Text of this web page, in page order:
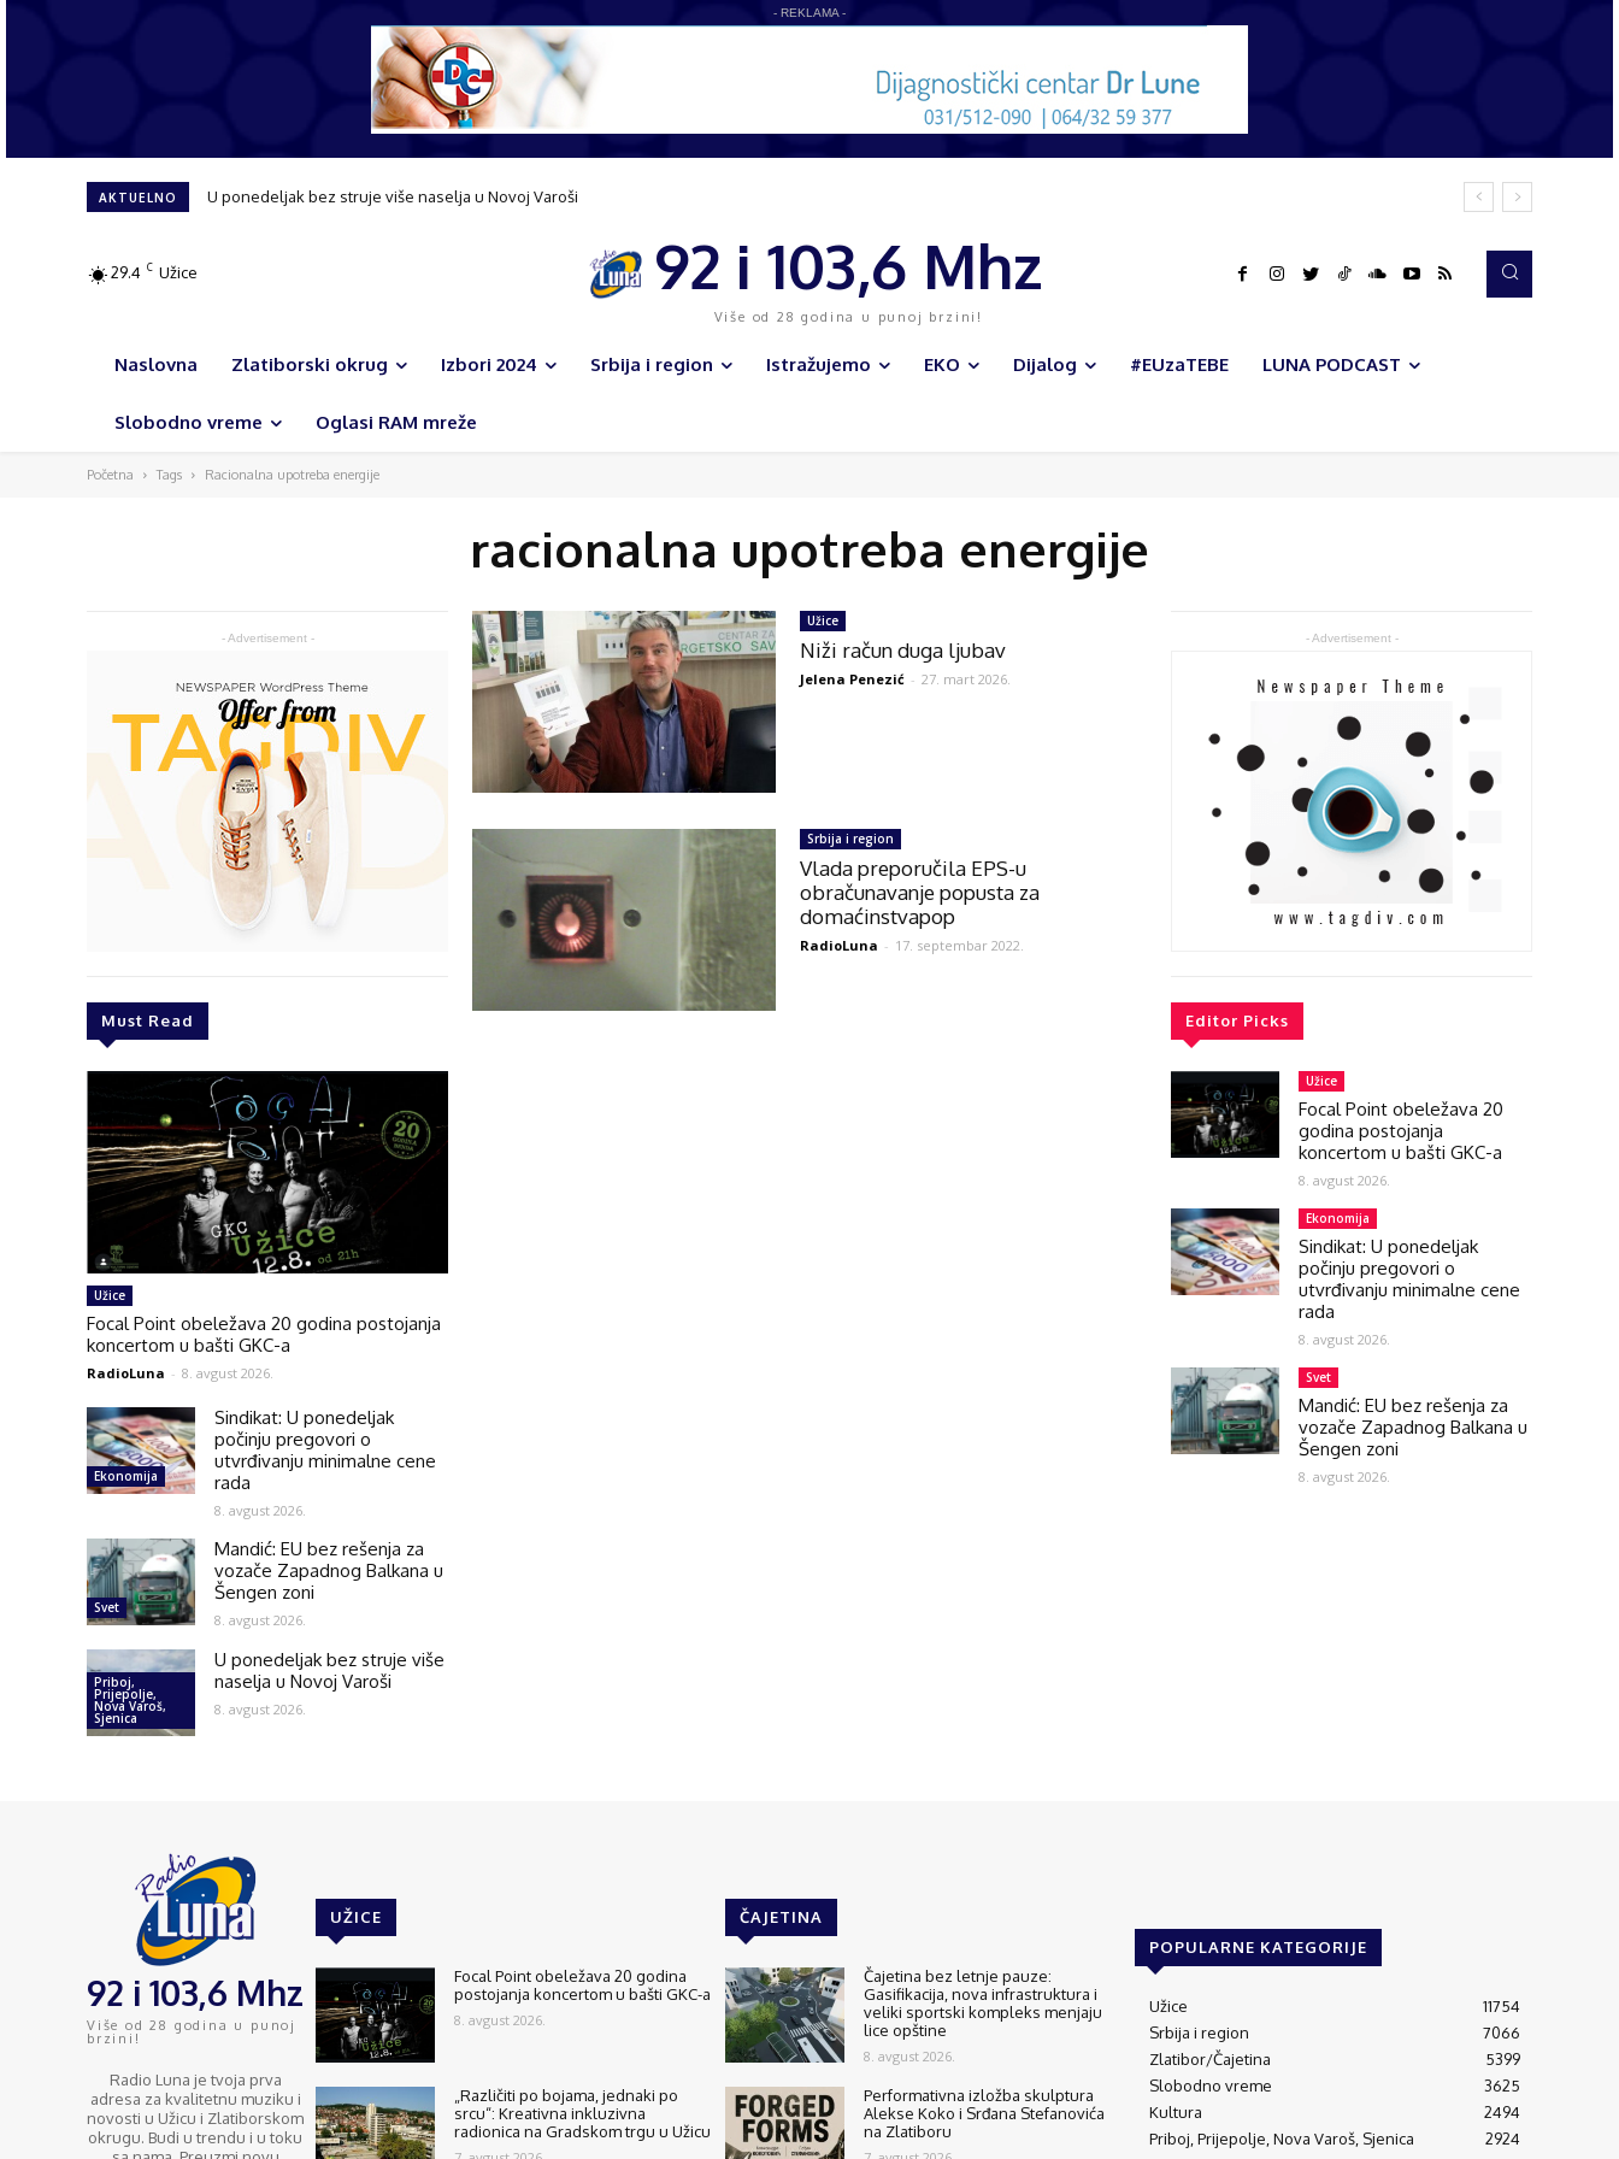
- REKLAMA -
AKTUELNO U ponedeljak bez struje više naselja u Novoj Varoši
29.4 C Užice 92 i 103,6 Mhz
Više od 28 godina u punoj brzini!
Naslovna Zlatiborski okrug Izbori 2024 Srbija i region Istražujemo EKO Dijalog #EUzaTEBE LUNA PODCAST
Slobodno vreme Oglasi RAM mreže
Početna Tags Racionalna upotreba energije
racionalna upotreba energije
- Advertisement -
Must Read
Užice
Focal Point obeležava 20 godina postojanja
koncertom u bašti GKC-a
RadioLuna - 8. avgust 2026.
Ekonomija
Sindikat: U ponedeljak
počinju pregovori o
utvrđivanju minimalne cene
rada
8. avgust 2026.
Svet
Mandić: EU bez rešenja za
vozače Zapadnog Balkana u
Šengen zoni
8. avgust 2026.
Priboj,
Prijepolje,
Nova Varoš,
Sjenica
U ponedeljak bez struje više
naselja u Novoj Varoši
8. avgust 2026.
Užice
Niži račun duga ljubav
Jelena Penezić - 27. mart 2026.
Srbija i region
Vlada preporučila EPS-u
obračunavanje popusta za
domaćinstvapop
RadioLuna - 17. septembar 2022.
- Advertisement -
Editor Picks
Užice
Focal Point obeležava 20
godina postojanja
koncertom u bašti GKC-a
8. avgust 2026.
Ekonomija
Sindikat: U ponedeljak
počinju pregovori o
utvrđivanju minimalne cene
rada
8. avgust 2026.
Svet
Mandić: EU bez rešenja za
vozače Zapadnog Balkana u
Šengen zoni
8. avgust 2026.
92 i 103,6 Mhz
Više od 28 godina u punoj
brzini!
Radio Luna je tvoja prva
adresa za kvalitetnu muziku i
novosti u Užicu i Zlatiborskom
okrugu. Budi u trendu i u toku
UŽICE
Focal Point obeležava 20 godina
postojanja koncertom u bašti GKC-a
8. avgust 2026.
„Različiti po bojama, jednaki po
srcu“: Kreativna inkluzivna
radionica na Gradskom trgu u Užicu
ČAJETINA
Čajetina bez letnje pauze:
Gasifikacija, nova infrastruktura i
veliki sportski kompleks menjaju
lice opštine
8. avgust 2026.
Performativna izložba skulptura
Alekse Koko i Srđana Stefanovića
na Zlatiboru
POPULARNE KATEGORIJE
Užice
11754
Srbija i region
7066
Zlatibor/Čajetina
5399
Slobodno vreme
3625
Kultura
2494
Priboj, Prijepolje, Nova Varoš, Sjenica
2924